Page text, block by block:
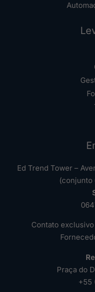
Ed Trend Tower –
(conjunto
Contato
Praça do
+55